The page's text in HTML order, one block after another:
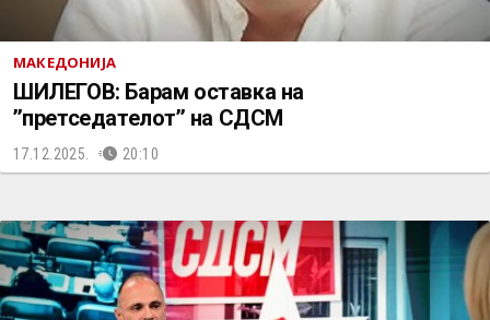
МАКЕДОНИЈА
ШИЛЕГОВ: Барам оставка на
’’претседателот’’ на СДСМ
17.12.2025. 20:10